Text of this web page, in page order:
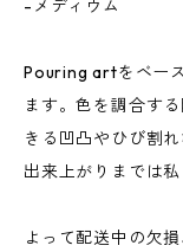
-メディウム
Pouring artをベー
ます。色を調合す
きる凹凸やひび割れ
出来上がりまでは
よって配送中の欠